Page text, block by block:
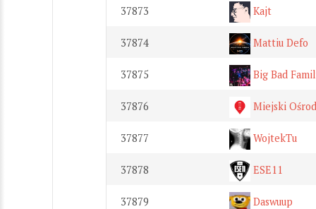
37873 Kajt
37874 Mattiu Defo
37875 Big Bad
37876 Miejski
37877 WojtekTu
37878 ESE11
37879 Daswuup